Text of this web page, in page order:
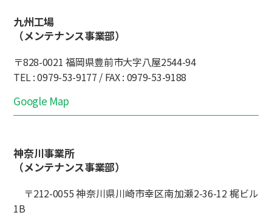
九州工場
（メンテナンス事業部）
〒828-0021 福岡県豊前市大字八屋2544-94
TEL : 0979-53-9177 / FAX : 0979-53-9188
Google Map
神奈川事業所
（メンテナンス事業部）
〒212-0055 神奈川県川崎市幸区南加瀬2-36-12 梶ビル
1B